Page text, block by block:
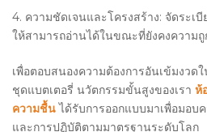
4. ความชัดเจนและโครงสร้าง: จัดระเ
ให้สามารถอ่านได้ในขณะที่ยังคงความถู
เพื่อตอบสนองความต้องการอันเข้มงวด
ชุดแบตเตอรี่ นวัตกรรมขั้นสูงของเรา ห้
ความชื้นได้รับการออกแบบมาเพื่อมอบ
และการปฏิบัติตามมาตรฐานระดับโลก